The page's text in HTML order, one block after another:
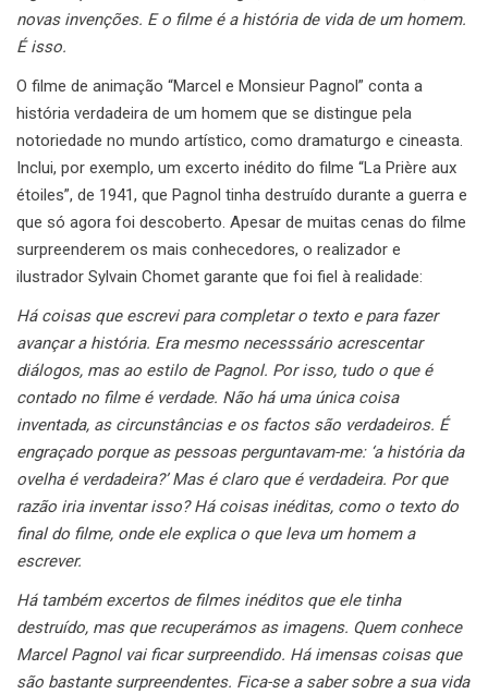
novas invenções. E o filme é a história de vida de um homem.
É isso.
O filme de animação “Marcel e Monsieur Pagnol” conta a
história verdadeira de um homem que se distingue pela
notoriedade no mundo artístico, como dramaturgo e cineasta.
Inclui, por exemplo, um excerto inédito do filme “La Prière aux
étoiles”, de 1941, que Pagnol tinha destruído durante a guerra e
que só agora foi descoberto. Apesar de muitas cenas do filme
surpreenderem os mais conhecedores, o realizador e
ilustrador Sylvain Chomet garante que foi fiel à realidade:
Há coisas que escrevi para completar o texto e para fazer
avançar a história. Era mesmo necesssário acrescentar
diálogos, mas ao estilo de Pagnol. Por isso, tudo o que é
contado no filme é verdade. Não há uma única coisa
inventada, as circunstâncias e os factos são verdadeiros. É
engraçado porque as pessoas perguntavam-me: ‘a história da
ovelha é verdadeira?’ Mas é claro que é verdadeira. Por que
razão iria inventar isso? Há coisas inéditas, como o texto do
final do filme, onde ele explica o que leva um homem a
escrever.
Há também excertos de filmes inéditos que ele tinha
destruído, mas que recuperámos as imagens. Quem conhece
Marcel Pagnol vai ficar surpreendido. Há imensas coisas que
são bastante surpreendentes. Fica-se a saber sobre a sua vida